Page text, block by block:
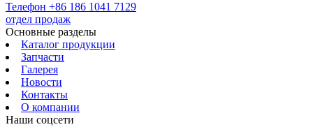
Телефон +86 186 1041 7129
отдел продаж
Основные разделы
Каталог продукции
Запчасти
Галерея
Новости
Контакты
О компании
Наши соцсети